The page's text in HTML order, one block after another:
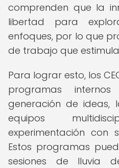
comprenden que la
libertad para
enfoques, por lo que
de trabajo que
Para lograr esto, los
programas
generación de ideas,
equipos
experimentación con
Estos programas
sesiones de lluvia